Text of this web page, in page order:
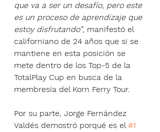
que va a ser un desafío, pero este
es un proceso de aprendizaje que
estoy disfrutando”, manifestó el
californiano de 24 años que si se
mantiene en esta posición se
mete dentro de los Top-5 de la
TotalPlay Cup en busca de la
membresía del Korn Ferry Tour.
Por su parte, Jorge Fernández
Valdés demostró porqué es el #1